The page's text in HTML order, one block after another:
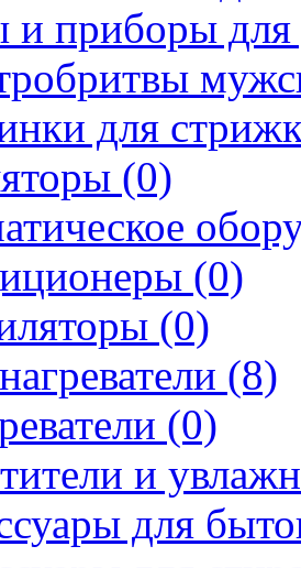
приборы для
для
(0)
(0)
(0)
(8)
(0)
и
для